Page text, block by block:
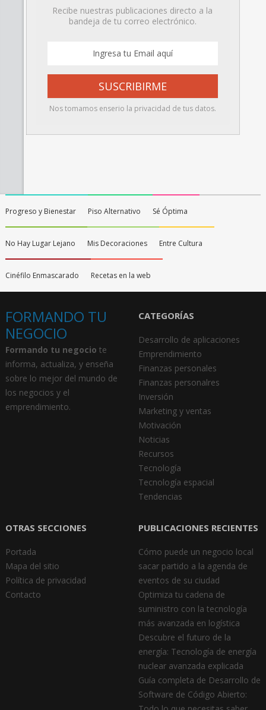
Recibe nuestras publicaciones directo a la
bandeja de tu correo electrónico.
Nos tomamos enserio la privacidad de tus datos.
Progreso y Bienestar Piso Alternativo Sé Óptima
No Hay Lugar Lejano Mis Decoraciones Entre Cultura
Cinéfilo Enmascarado Recetas en la web
FORMANDO TU
NEGOCIO
Formando tu negocio te
informa, actualiza, y enseña
sobre lo mejor del mundo de
los negocios y el
emprendimiento.
CATEGORÍAS
Desarrollo de aplicaciones
Emprendimiento
Finanzas personales
Finanzas personalres
Inversión
Marketing y ventas
Motivación
Noticias
Recursos
Tecnología
Tecnología espacial
Tendencias
OTRAS SECCIONES
Portada
Mapa del sitio
Política de privacidad
Contacto
PUBLICACIONES RECIENTES
Cómo puede un negocio local
sacar partido a la agenda de
eventos de su ciudad
Optimiza tu cadena de
suministro con la tecnología
más avanzada en logística
Descubre el futuro de la
energía: Tecnología de energía
nuclear avanzada explicada
Guía completa de Desarrollo de
Software de Código Abierto: